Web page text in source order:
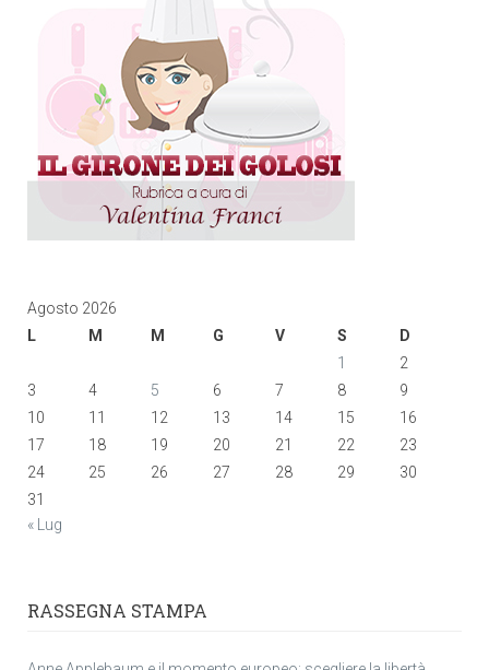
Agosto 2026
L
M M G V S
D
1
2
3
4 5 6 7 8
9
10
11 12 13 14 15
16
17
18 19 20 21 22
23
24
25 26 27 28 29
30
31
« Lug
RASSEGNA STAMPA